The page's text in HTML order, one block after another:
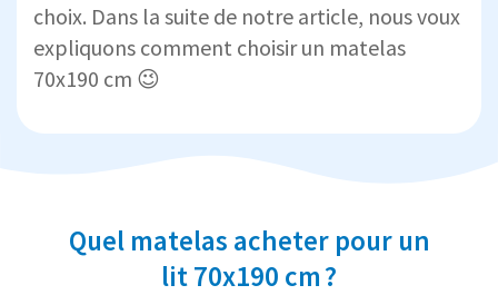
choix. Dans la suite de notre article, nous voux
expliquons comment choisir un matelas
70x190 cm 😉
Quel matelas acheter pour un
lit 70x190 cm ?